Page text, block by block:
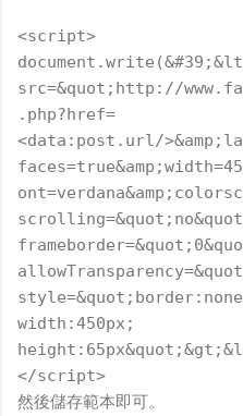
<script>
src=&quot;http://
.php?href=
<data:post.url/
width:450px;
</script>
然後儲存範本即可。